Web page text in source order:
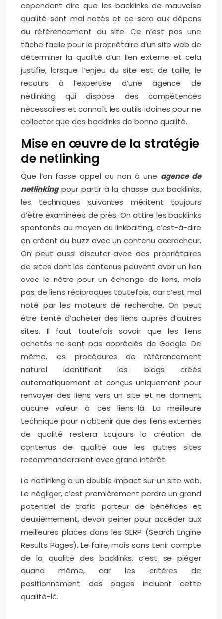
cependant dire que les backlinks de mauvaise
qualité sont mal notés et ce sera aux dépens
du référencement du site. Ce n’est pas une
tâche facile pour le propriétaire d’un site web de
déterminer la qualité d’un lien externe et cela
justifie, lorsque l’enjeu du site est de taille, le
recours à l’expertise d’une agence de
netlinking qui dispose des compétences
nécessaires et connaît les outils idoines pour ne
collecter que des backlinks de bonne qualité.
Mise en œuvre de la stratégie
de netlinking
Que l’on fasse appel ou non à une agence de
netlinkingpour partir à la chasse aux backlinks,
les techniques suivantes méritent toujours
d’être examinées de près. On attire les backlinks
spontanés au moyen du linkbaiting, c’est-à-dire
en créant du buzz avec un contenu accrocheur.
On peut aussi discuter avec des propriétaires
de sites dont les contenus peuvent avoir un lien
avec le nôtre pour un échange de liens, mais
pas de liens réciproques toutefois, car c’est mal
noté par les moteurs de recherche. On peut
être tenté d’acheter des liens auprès d’autres
sites. Il faut toutefois savoir que les liens
achetés ne sont pas appréciés de Google. De
même, les procédures de référencement
naturel identifient les blogs créés
automatiquement et conçus uniquement pour
renvoyer des liens vers un site et ne donnent
aucune valeur à ces liens-là. La meilleure
technique pour n’obtenir que des liens externes
de qualité restera toujours la création de
contenus de qualité que les autres sites
recommanderaient avec grand intérêt.
Le netlinking a un double impact sur un site web.
Le négliger, c’est premièrement perdre un grand
potentiel de trafic porteur de bénéfices et
deuxièmement, devoir peiner pour accéder aux
meilleures places dans les SERP (Search Engine
Results Pages). Le faire, mais sans tenir compte
de la qualité des backlinks, c’est se piéger
quand même, car les critères de
positionnement des pages incluent cette
qualité-là.